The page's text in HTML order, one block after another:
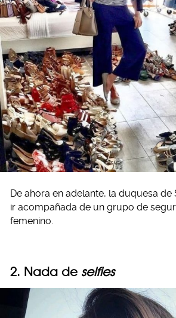
De ahora en adelante, la duquesa de
ir acompañada de un grupo de
femenino.
2. Nada de selfies